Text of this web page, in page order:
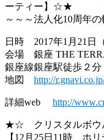
ーティー】☆★
～～～法人化10周年
日時 2017年1月21日
会場 銀座 THE
銀座線銀座駅徒歩２分
地図 http://
詳細web http://
★☆ クリスタルボ
【12月25日11時 ホ